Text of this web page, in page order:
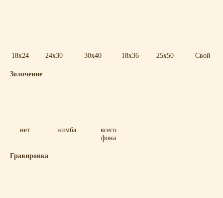
18x24 24x30 30x40 18x36 25x50 Свой
Золочение
нет нимба
всего
фона
Гравировка